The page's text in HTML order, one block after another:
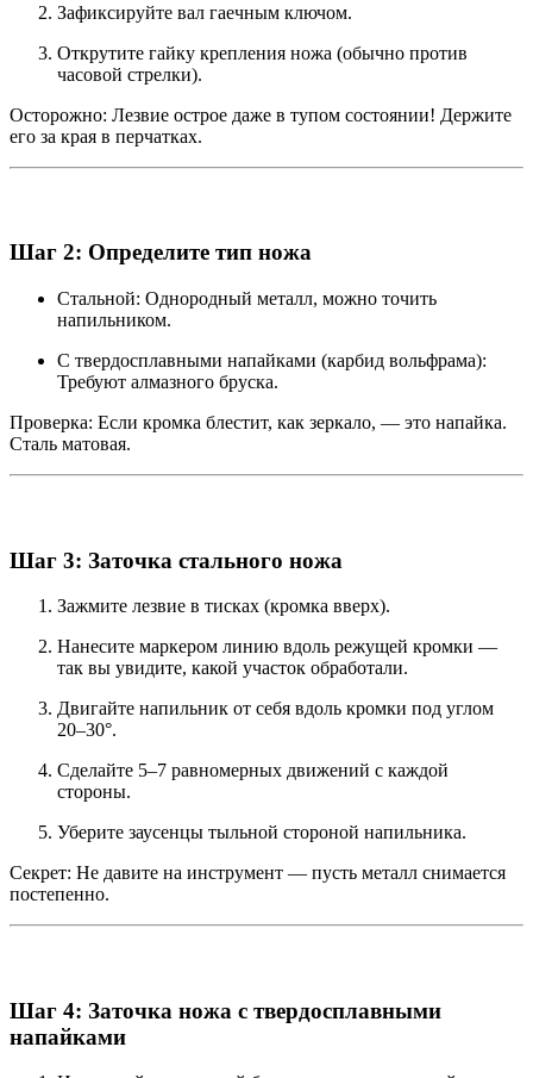
Зафиксируйте вал гаечным ключом.
Открутите гайку крепления ножа (обычно против
часовой стрелки).
Осторожно: Лезвие острое даже в тупом состоянии! Держите
его за края в перчатках.
Шаг 2: Определите тип ножа
Стальной: Однородный металл, можно точить
напильником.
С твердосплавными напайками (карбид вольфрама):
Требуют алмазного бруска.
Проверка: Если кромка блестит, как зеркало, — это напайка.
Сталь матовая.
Шаг 3: Заточка стального ножа
Зажмите лезвие в тисках (кромка вверх).
Нанесите маркером линию вдоль режущей кромки —
так вы увидите, какой участок обработали.
Двигайте напильник от себя вдоль кромки под углом
20–30°.
Сделайте 5–7 равномерных движений с каждой
стороны.
Уберите заусенцы тыльной стороной напильника.
Секрет: Не давите на инструмент — пусть металл снимается
постепенно.
Шаг 4: Заточка ножа с твердосплавными
напайками